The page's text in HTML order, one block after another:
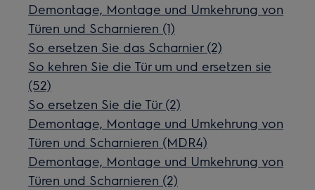
Demontage, Montage und Umkehrung von
Türen und Scharnieren (1)
So ersetzen Sie das Scharnier (2)
So kehren Sie die Tür um und ersetzen sie
(52)
So ersetzen Sie die Tür (2)
Demontage, Montage und Umkehrung von
Türen und Scharnieren (MDR4)
Demontage, Montage und Umkehrung von
Türen und Scharnieren (2)